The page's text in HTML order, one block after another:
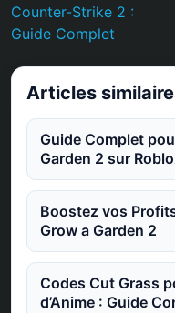
Counter-Strike 2 :
Guide Complet
Articles
Guide Complet
Garden 2 sur
Boostez vos
Grow a Garden 2
Codes Cut Grass
d’Anime : Guide